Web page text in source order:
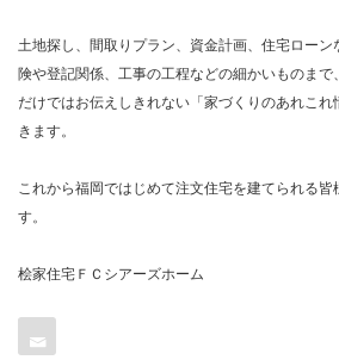
土地探し、間取りプラン、資金計画、住宅ロー
険や登記関係、工事の工程などの細かいものま
だけではお伝えしきれない「家づくりのあれこ
きます。
これから福岡ではじめて注文住宅を建てられる
す。
桧家住宅ＦＣシアーズホーム